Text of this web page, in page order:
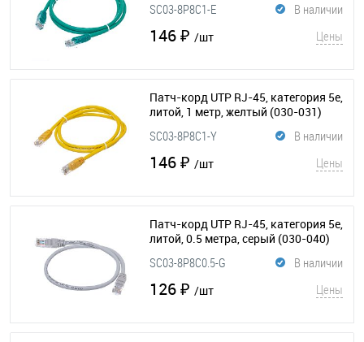
В наличии
SC03-8P8C1-E
146 ₽ /шт Цены
Патч-корд UTP RJ-45, категория 5e,
литой, 1 метр, желтый (030-031)
В наличии
SC03-8P8C1-Y
146 ₽ /шт Цены
Патч-корд UTP RJ-45, категория 5e,
литой, 0.5 метра, серый (030-040)
В наличии
SC03-8P8C0.5-G
126 ₽ /шт Цены